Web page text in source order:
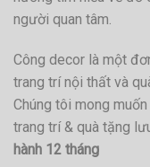
người quan tâm.
Công decor là một
trang trí nội thất và
Chúng tôi mong
trang trí & quà tặng
hành 12 tháng